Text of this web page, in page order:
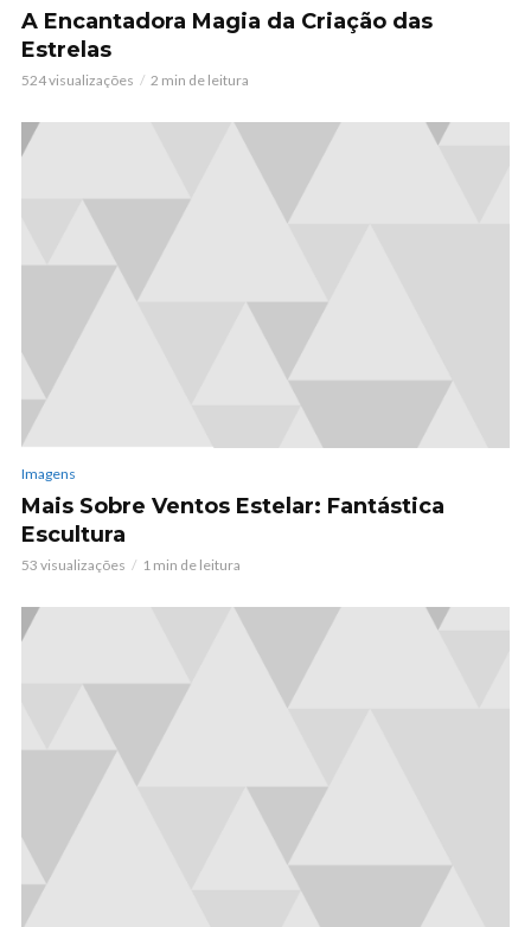
A Encantadora Magia da Criação das
Estrelas
524 visualizações 2 min de leitura
Imagens
Mais Sobre Ventos Estelar: Fantástica
Escultura
53 visualizações 1 min de leitura